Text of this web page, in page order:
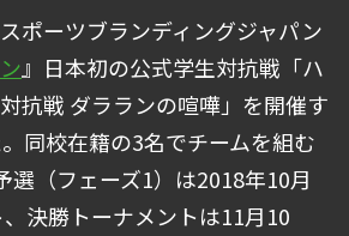
ポーツブランディングジャパン
』日本初の公式学生対抗戦「ハ
抗戦 ダラランの喧嘩」を開催す
同校在籍の3名でチームを組む
選（フェーズ1）は2018年10月
決勝トーナメントは11月10